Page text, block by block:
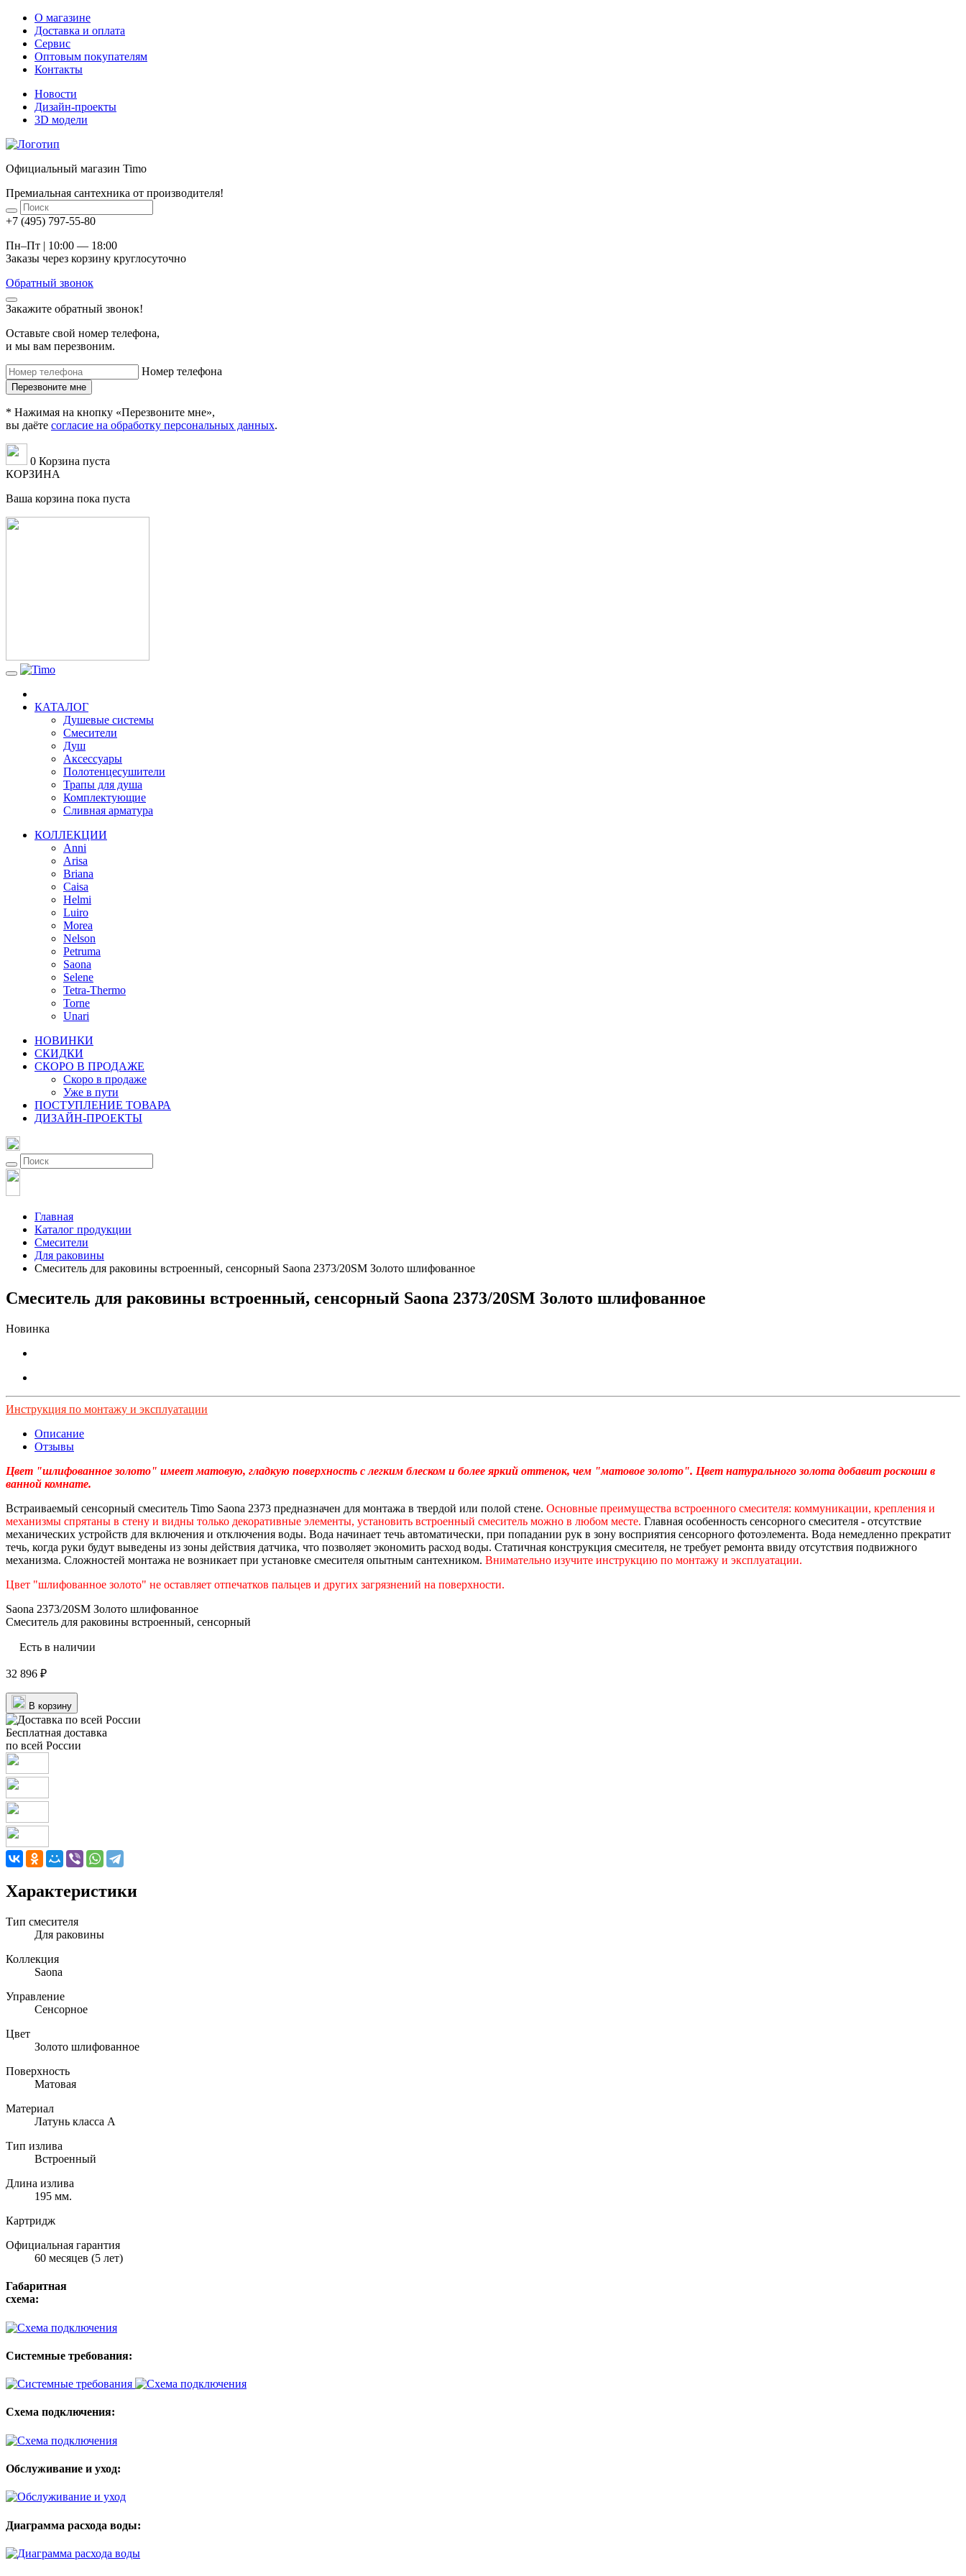
О магазине
Доставка и оплата
Сервис
Оптовым покупателям
Контакты
Новости
Дизайн-проекты
3D модели
Официальный магазин Timo
Премиальная сантехника от производителя!
+7 (495) 797-55-80
Пн–Пт | 10:00 — 18:00
Заказы через корзину круглосуточно
Обратный звонок
Закажите обратный звонок!
Оставьте свой номер телефона,
и мы вам перезвоним.
Номер телефона
* Нажимая на кнопку «Перезвоните мне»,
вы даёте согласие на обработку персональных данных.
0 Корзина пуста
КОРЗИНА
Ваша корзина пока пуста
КАТАЛОГ
Душевые системы
Смесители
Душ
Аксессуары
Полотенцесушители
Трапы для душа
Комплектующие
Сливная арматура
КОЛЛЕКЦИИ
Anni
Arisa
Briana
Caisa
Helmi
Luiro
Morea
Nelson
Petruma
Saona
Selene
Tetra-Thermo
Torne
Unari
НОВИНКИ
СКИДКИ
СКОРО В ПРОДАЖЕ
Скоро в продаже
Уже в пути
ПОСТУПЛЕНИЕ ТОВАРА
ДИЗАЙН-ПРОЕКТЫ
Главная
Каталог продукции
Смесители
Для раковины
Смеситель для раковины встроенный, сенсорный Saona 2373/20SM Золото шлифованное
Смеситель для раковины встроенный, сенсорный Saona 2373/20SM Золото шлифованное
Новинка
Инструкция по монтажу и эксплуатации
Описание
Отзывы
Цвет "шлифованное золото" имеет матовую, гладкую поверхность с легким блеском и более яркий оттенок, чем "матовое золото". Цвет натурального золота добавит роскоши в
ванной комнате.
Встраиваемый сенсорный смеситель Timo Saona 2373 предназначен для монтажа в твердой или полой стене. Основные преимущества встроенного смесителя: коммуникации, крепления и
механизмы спрятаны в стену и видны только декоративные элементы, установить встроенный смеситель можно в любом месте. Главная особенность сенсорного смесителя - отсутствие
механических устройств для включения и отключения воды. Вода начинает течь автоматически, при попадании рук в зону восприятия сенсорного фотоэлемента. Вода немедленно прекратит
течь, когда руки будут выведены из зоны действия датчика, что позволяет экономить расход воды. Статичная конструкция смесителя, не требует ремонта ввиду отсутствия подвижного
механизма. Сложностей монтажа не возникает при установке смесителя опытным сантехником. Внимательно изучите инструкцию по монтажу и эксплуатации.
Цвет "шлифованное золото" не оставляет отпечатков пальцев и других загрязнений на поверхности.
Saona 2373/20SM Золото шлифованное
Смеситель для раковины встроенный, сенсорный
Есть в наличии
32 896 ₽
В корзину
Бесплатная доставка
по всей России
Характеристики
Тип смесителя
Для раковины
Коллекция
Saona
Управление
Сенсорное
Цвет
Золото шлифованное
Поверхность
Матовая
Материал
Латунь класса А
Тип излива
Встроенный
Длина излива
195 мм.
Картридж
Официальная гарантия
60 месяцев (5 лет)
Габаритная
схема:
Системные требования:
Схема подключения:
Обслуживание и уход:
Диаграмма расхода воды: